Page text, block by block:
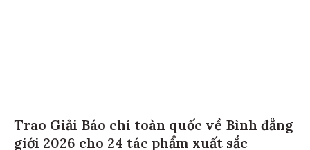
Trao Giải Báo chí toàn quốc về Bình đẳng
giới 2026 cho 24 tác phẩm xuất sắc